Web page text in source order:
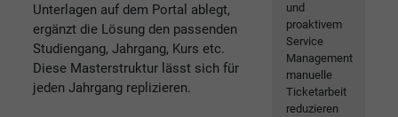
Unterlagen auf dem Portal ablegt,
ergänzt die Lösung den passenden
Studiengang, Jahrgang, Kurs etc.
Diese Masterstruktur lässt sich für
jeden Jahrgang replizieren.
und
proaktivem
Service
Management
manuelle
Ticketarbeit
reduzieren